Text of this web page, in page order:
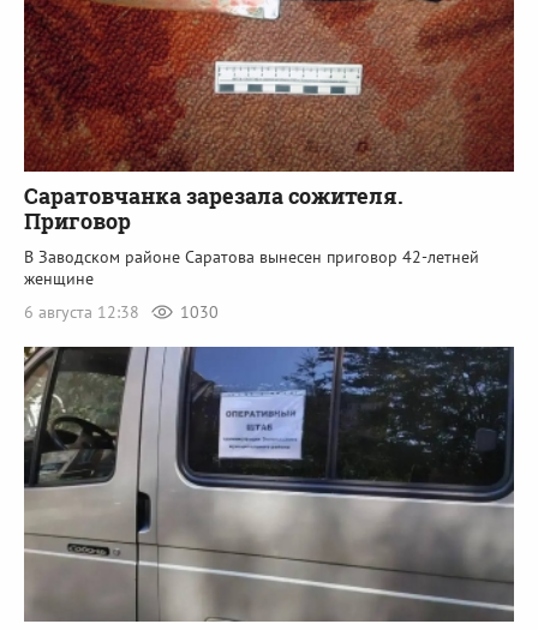
Саратовчанка зарезала сожителя.
Приговор
В Заводском районе Саратова вынесен приговор 42-летней
женщине
6 августа 12:38
1030